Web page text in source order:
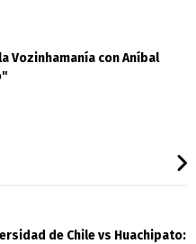
Vozinhamanía con Aníbal
de Chile vs Huachipato: